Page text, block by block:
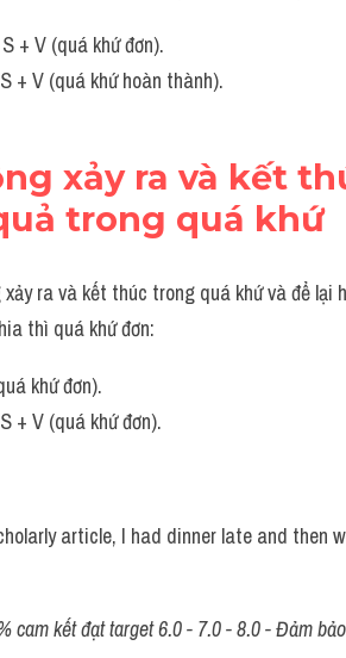
+ V (quá khứ đơn).
+ V (quá khứ hoàn thành).
xảy ra và kết
trong quá khứ
ra và kết thúc trong quá khứ và để
thì quá khứ đơn:
khứ đơn).
+ V (quá khứ đơn).
article, I had dinner late and then
cam kết đạt target 6.0 - 7.0 - 8.0 - Đảm